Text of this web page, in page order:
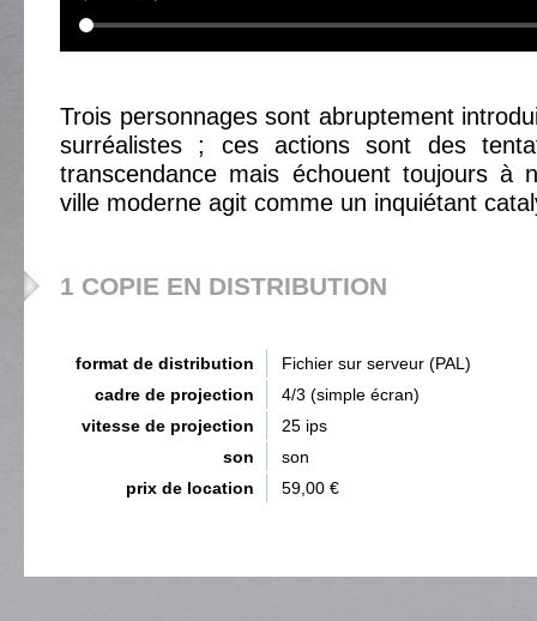
Trois personnages sont abruptement
surréalistes ; ces actions sont des
transcendance mais échouent toujours à
ville moderne agit comme un inquiétant
1 COPIE EN DISTRIBUTION
format de distribution
Fichier sur serveur (PAL)
cadre de projection
4/3 (simple écran)
vitesse de projection
25 ips
son
son
prix de location
59,00 €